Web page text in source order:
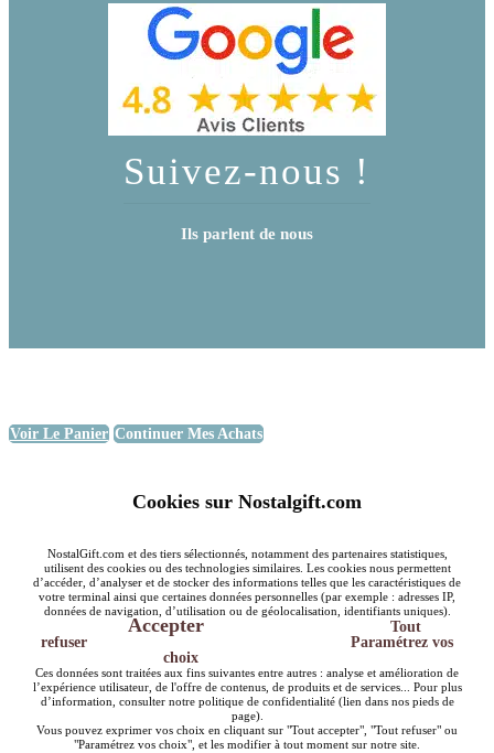
Suivez-nous !
Ils parlent de nous
Voir Le Panier Continuer Mes Achats
Cookies sur Nostalgift.com
NostalGift.com et des tiers sélectionnés, notamment des partenaires statistiques,
utilisent des cookies ou des technologies similaires. Les cookies nous permettent
d’accéder, d’analyser et de stocker des informations telles que les caractéristiques de
votre terminal ainsi que certaines données personnelles (par exemple : adresses IP,
données de navigation, d’utilisation ou de géolocalisation, identifiants uniques).
Accepter
Tout
refuser
Paramétrez vos
choix
Ces données sont traitées aux fins suivantes entre autres : analyse et amélioration de
l’expérience utilisateur, de l'offre de contenus, de produits et de services... Pour plus
d’information, consulter notre politique de confidentialité (lien dans nos pieds de
page).
Vous pouvez exprimer vos choix en cliquant sur "Tout accepter", "Tout refuser" ou
"Paramétrez vos choix", et les modifier à tout moment sur notre site.